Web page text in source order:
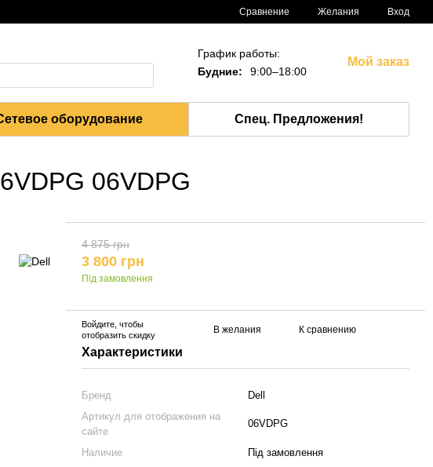
Сравнение Желания Вход
График работы:
Будние:
9:00–18:00
Мой заказ
оборудование Спец. Предложения!
06VDPG
4 875 грн
3 800 грн
Під замовлення
Войдите , чтобы
отобразить скидку
В желания К сравнению
Характеристики
Бренд
Dell
Артикул для отображения на
сайте
06VDPG
Наличие
Під замовлення